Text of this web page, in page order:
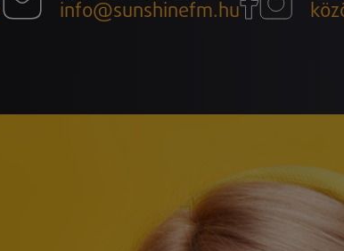
info@sunshinefm.hu